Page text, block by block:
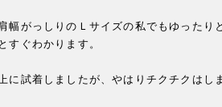
幅がっしりのＬサイズの私でもゆったり
すぐわかります。
に試着しましたが、やはりチクチクは